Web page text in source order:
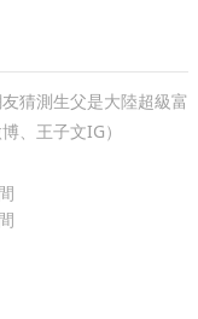
猜測生父是大陸超級富
、王子文IG）